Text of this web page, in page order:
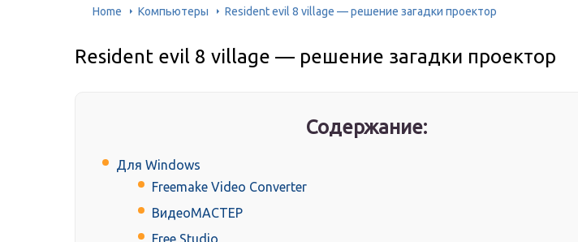
Home Компьютеры Resident evil 8 village — решение загадки проектор
Resident evil 8 village — решение загадки проектор
Содержание:
Для Windows
Freemake Video Converter
ВидеоМАСТЕР